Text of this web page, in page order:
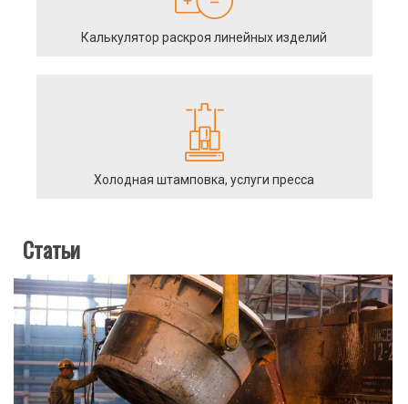
Калькулятор раскроя линейных изделий
Холодная штамповка, услуги пресса
Статьи